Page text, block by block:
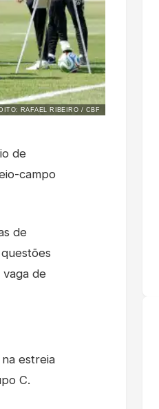
RAFAEL RIBEIRO / CBF
de
campo
de
de
estreia
C.